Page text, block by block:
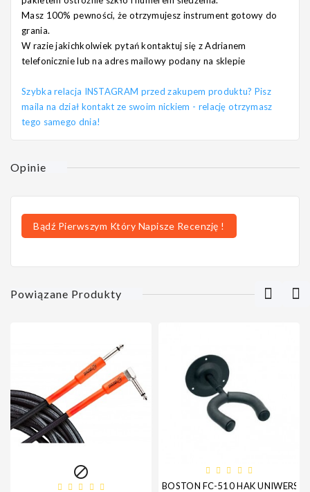
Masz 100% pewności, że otrzymujesz instrument gotowy do
grania.
W razie jakichkolwiek pytań kontaktuj się z Adrianem
telefonicznie lub na adres mailowy podany na sklepie
Szybka relacja INSTAGRAM przed zakupem produktu? Pisz
maila na dział kontakt ze swoim nickiem - relację otrzymasz
tego samego dnia!
Opinie
Bądź Pierwszym Który Napisze Recenzję !
Powiązane Produkty

BOSTON FC-510 HAK